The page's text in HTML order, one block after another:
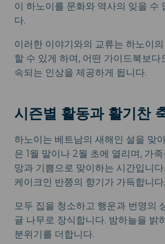
이 하노이를 문화와 역사의 잊을 수
다.
이러한 이야기와의 교류는 하노이
할 수 있게 하며, 어떤 가이드북보다
속되는 인상을 제공하게 됩니다.
시즌별 활동과 활기찬
하노이는 베트남의 새해인 설을 맞
은 1월 말이나 2월 초에 열리며, 가
망과 기쁨으로 맞이하는 시간입니
케이크인 반쯩의 향기가 가득합니다.
모두 집을 청소하고 행운과 번영의
귤 나무로 장식합니다. 밤하늘을 밝
분위기를 더합니다.